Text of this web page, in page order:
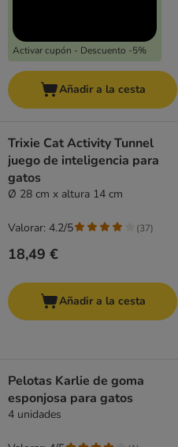
Activar cupón - Descuento -5%
Añadir a la cesta
Trixie Cat Activity Tunnel
juego de inteligencia para
gatos
Ø 28 cm x altura 14 cm
18,49 €
Valorar: 4.2/5 (37)
Añadir a la cesta
Pelotas Karlie de goma
esponjosa para gatos
4 unidades